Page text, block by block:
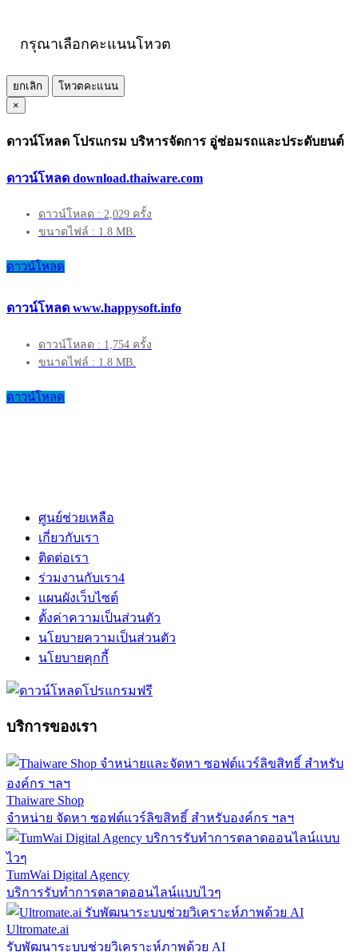
กรุณาเลือกคะแนนโหวต
ยกเลิก
โหวตคะแนน
×
ดาวน์โหลด โปรแกรม บริหารจัดการ อู่ซ่อมรถและประดับยนต์
ดาวน์โหลด download.thaiware.com
ดาวน์โหลด : 2,029 ครั้ง
ขนาดไฟล์ : 1.8 MB.
ดาวน์โหลด
ดาวน์โหลด www.happysoft.info
ดาวน์โหลด : 1,754 ครั้ง
ขนาดไฟล์ : 1.8 MB.
ดาวน์โหลด
ศูนย์ช่วยเหลือ
เกี่ยวกับเรา
ติดต่อเรา
ร่วมงานกับเรา4
แผนผังเว็บไซต์
ตั้งค่าความเป็นส่วนตัว
นโยบายความเป็นส่วนตัว
นโยบายคุกกี้
บริการของเรา
Thaiware Shop
จำหน่าย จัดหา ซอฟต์แวร์ลิขสิทธิ์ สำหรับองค์กร ฯลฯ
TumWai Digital Agency
บริการรับทำการตลาดออนไลน์แบบไวๆ
Ultromate.ai
รับพัฒนาระบบช่วยวิเคราะห์ภาพด้วย AI